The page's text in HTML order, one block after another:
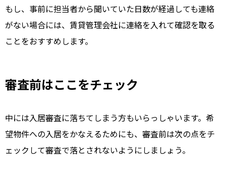
もし、事前に担当者から聞いていた日数が経過しても連絡
がない場合には、賃貸管理会社に連絡を入れて確認を取る
ことをおすすめします。
審査前はここをチェック
中には入居審査に落ちてしまう方もいらっしゃいます。希
望物件への入居をかなえるためにも、審査前は次の点をチ
ェックして審査で落とされないようにしましょう。